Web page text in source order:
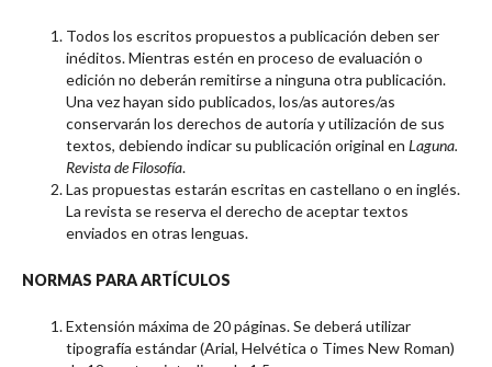
Todos los escritos propuestos a publicación deben ser
inéditos. Mientras estén en proceso de evaluación o
edición no deberán remitirse a ninguna otra publicación.
Una vez hayan sido publicados, los/as autores/as
conservarán los derechos de autoría y utilización de sus
textos, debiendo indicar su publicación original en Laguna.
Revista de Filosofía.
Las propuestas estarán escritas en castellano o en inglés.
La revista se reserva el derecho de aceptar textos
enviados en otras lenguas.
NORMAS PARA ARTÍCULOS
Extensión máxima de 20 páginas. Se deberá utilizar
tipografía estándar (Arial, Helvética o Times New Roman)